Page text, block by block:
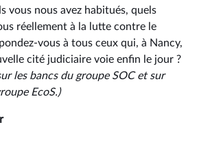
vous nous avez habitués, quels
réellement à la lutte contre le
vous à tous ceux qui, à Nancy,
cité judiciaire voie enfin le jour ?
les bancs du groupe SOC et sur
EcoS.)